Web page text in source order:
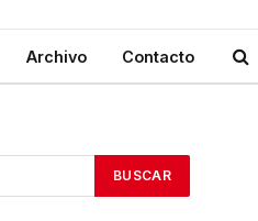
Archivo Contacto